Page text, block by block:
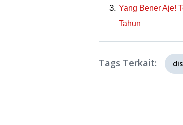
Yang Bener Aje!
Tahun
Tags Terkait: